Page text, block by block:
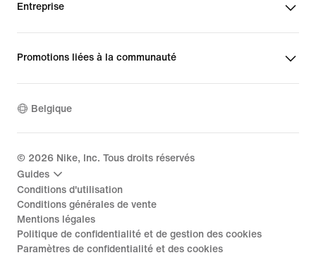
Entreprise
Promotions liées à la communauté
Belgique
© 2026 Nike, Inc. Tous droits réservés
Guides
Conditions d'utilisation
Conditions générales de vente
Mentions légales
Politique de confidentialité et de gestion des cookies
Paramètres de confidentialité et des cookies